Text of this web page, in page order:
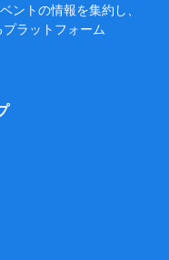
ントの情報を集約し、
ラットフォーム